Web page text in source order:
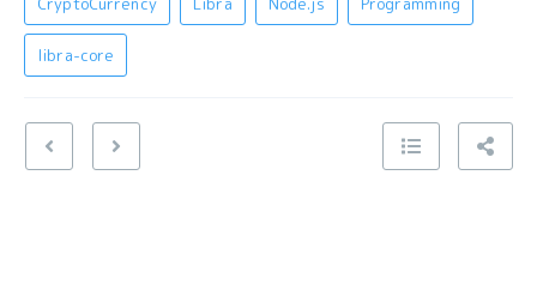
libra-core